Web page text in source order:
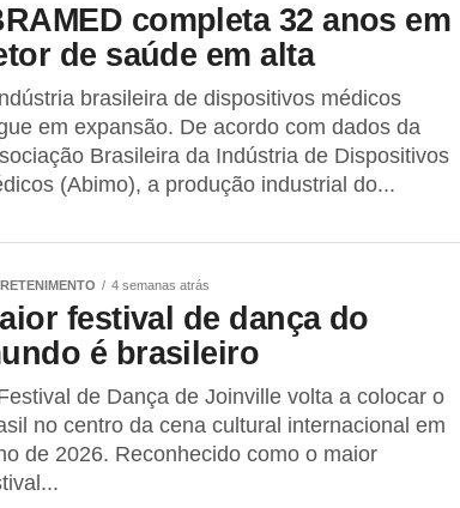
completa 32 anos em
de saúde em alta
brasileira de dispositivos médicos
em expansão. De acordo com dados da
Brasileira da Indústria de Dispositivos
(Abimo), a produção industrial do...
4 semanas atrás
festival de dança do
é brasileiro
de Dança de Joinville volta a colocar o
no centro da cena cultural internacional em
de 2026. Reconhecido como o maior